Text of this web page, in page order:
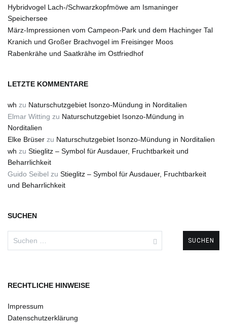
Hybridvogel Lach-/Schwarzkopfmöwe am Ismaninger
Speichersee
März-Impressionen vom Campeon-Park und dem Hachinger Tal
Kranich und Großer Brachvogel im Freisinger Moos
Rabenkrähe und Saatkrähe im Ostfriedhof
LETZTE KOMMENTARE
wh zu Naturschutzgebiet Isonzo-Mündung in Norditalien
Elmar Witting zu Naturschutzgebiet Isonzo-Mündung in
Norditalien
Elke Brüser zu Naturschutzgebiet Isonzo-Mündung in Norditalien
wh zu Stieglitz – Symbol für Ausdauer, Fruchtbarkeit und
Beharrlichkeit
Guido Seibel zu Stieglitz – Symbol für Ausdauer, Fruchtbarkeit
und Beharrlichkeit
SUCHEN
RECHTLICHE HINWEISE
Impressum
Datenschutzerklärung